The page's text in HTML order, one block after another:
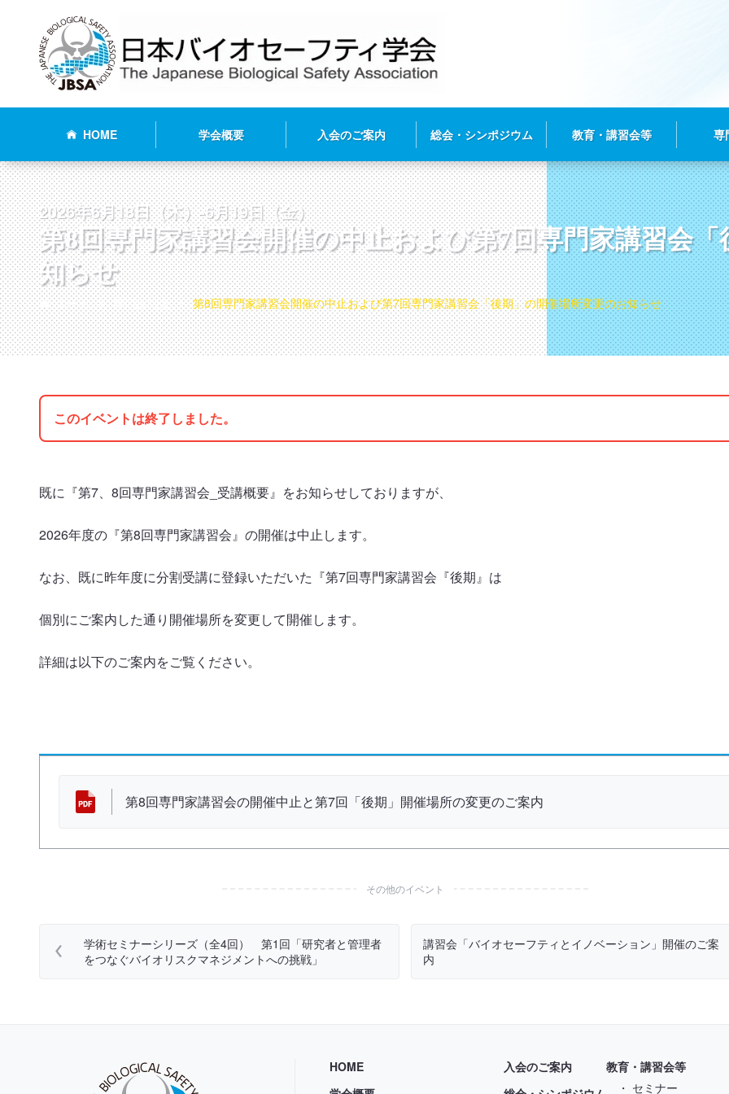
HOME 学会概要 入会のご案内 総会・シンポジウム 教育・講習会等 専
2026年6月18日（木）-6月19日（金）
第8回専門家講習会開催の中止および第7回専門家講習会
知らせ
ホーム 専門家制度 第8回専門家講習会開催の中止および第7回専門家講習会「後期」の開催場所変更のお知らせ
このイベントは終了しました。
既に『第7、8回専門家講習会_受講概要』をお知らせしておりますが、
2026年度の『第8回専門家講習会』の開催は中止します。
なお、既に昨年度に分割受講に登録いただいた『第7回専門家講習会『後期』は
個別にご案内した通り開催場所を変更して開催します。
詳細は以下のご案内をご覧ください。
第8回専門家講習会の開催中止と第7回「後期」開催場所の変更のご案内
その他のイベント
学術セミナーシリーズ（全4回） 第1回「研究者と管理者
をつなぐバイオリスクマネジメントへの挑戦」
講習会「バイオセーフティとイノベーション」開催のご案
内
HOME
入会のご案内
教育・講習会等
・ セミナー